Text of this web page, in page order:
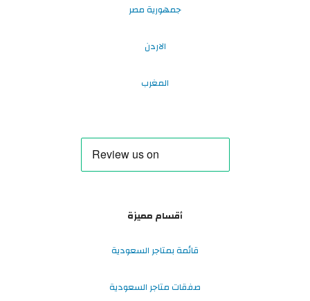
جمهورية مصر
الاردن
المغرب
أقسام مميزة
قائمة بمتاجر السعودية
صفقات متاجر السعودية